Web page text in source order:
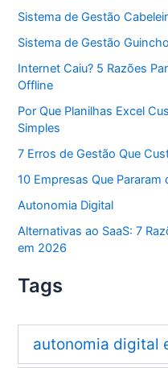
Sistema de Gestão
Sistema de Gestão Guincho
Internet Caiu? 5 Razões
Offline
Por Que Planilhas Excel
Simples
7 Erros de Gestão Que
10 Empresas Que Pararam
Autonomia Digital
Alternativas ao SaaS: 7
em 2026
Tags
autonomia digital